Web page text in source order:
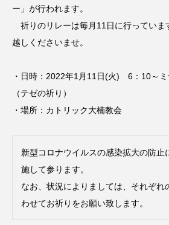
ー」が行われます。
祈りのリレーは毎月11日に行っていま
越しくださいませ。
・日時：2022年1月11日(火) 6：10～ミ
（テゼの祈り）
・場所：カトリック大楠教会
新型コロナウイルスの感染拡大の防止
施して参ります。
なお、状況によりましては、それぞれ
わせてお祈りをお願い致します。